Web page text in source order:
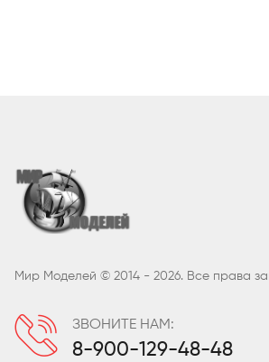
Мир Моделей © 2014 - 2026. Все права
ЗВОНИТЕ НАМ:
8-900-129-48-48